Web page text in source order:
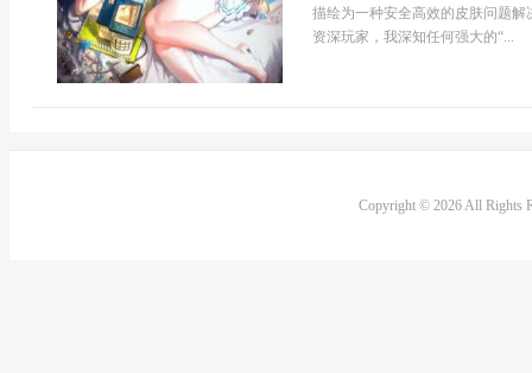
描绘为一种安全高效的皮肤问题
资深玩家，我深知任何强大的“...
Copyright © 2026 All Rights